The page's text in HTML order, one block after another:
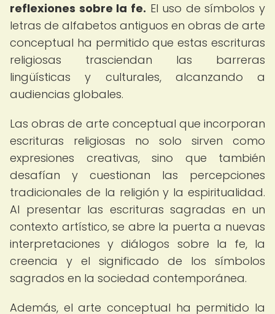
reflexiones sobre la fe. El uso de símbolos y
letras de alfabetos antiguos en obras de arte
conceptual ha permitido que estas escrituras
religiosas trasciendan las barreras
lingüísticas y culturales, alcanzando a
audiencias globales.
Las obras de arte conceptual que incorporan
escrituras religiosas no solo sirven como
expresiones creativas, sino que también
desafían y cuestionan las percepciones
tradicionales de la religión y la espiritualidad.
Al presentar las escrituras sagradas en un
contexto artístico, se abre la puerta a nuevas
interpretaciones y diálogos sobre la fe, la
creencia y el significado de los símbolos
sagrados en la sociedad contemporánea.
Además, el arte conceptual ha permitido la